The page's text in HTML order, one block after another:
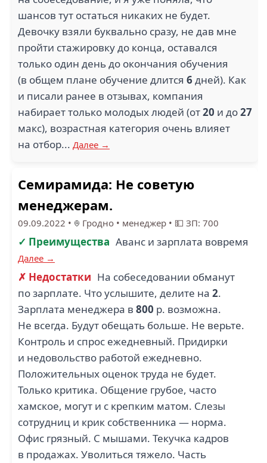
шансов тут остаться никаких не будет.
Девочку взяли буквально сразу, не дав мне
пройти стажировку до конца, оставался
только один день до окончания обучения
(в общем плане обучение длится 6 дней). Как
и писали ранее в отзывах, компания
набирает только молодых людей (от20 и до27
макс), возрастная категория очень влияет
на отбор... Далее →
Семирамида: Не советую
менеджерам.
09.09.2022 • Гродно • менеджер • 💵 ЗП: 700
✓ Преимущества Аванс и зарплата вовремя
Далее →
✗ Недостатки На собеседовании обманут
по зарплате. Что услышите, делите на 2.
Зарплата менеджера в 800 р. возможна.
Не всегда. Будут обещать больше. Не верьте.
Контроль и спрос ежедневный. Придирки
и недовольство работой ежедневно.
Положительных оценок труда не будет.
Только критика. Общение грубое, часто
хамское, могут и с крепким матом. Слезы
сотрудниц и крик собственника — норма.
Офис грязный. С мышами. Текучка кадров
в продажах. Уволиться тяжело. Часть